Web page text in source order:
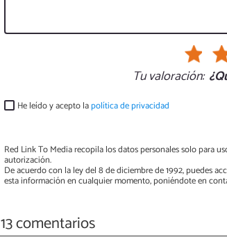
Tu valoración:
He leído y acepto lapolítica de privacidad
Red Link To Media recopila los datos personales solo para
autorización.
De acuerdo con la ley del 8 de diciembre de 1992, puedes
esta información en cualquier momento, poniéndote en
13 comentarios